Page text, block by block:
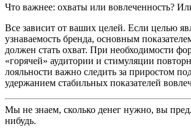
Что важнее: охваты или вовлеченность?
Все зависит от ваших целей. Если целью
узнаваемость бренда, основным
должен стать охват. При необходимости
«горячей» аудитории и стимуляции
лояльности важно следить за приростом
удержанием стабильных показателей
Мы не знаем, сколько денег нужно, вы
нибудь.